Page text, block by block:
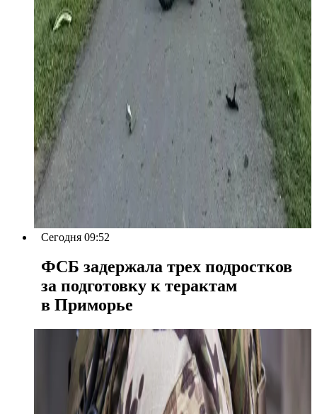
Сегодня 09:52
ФСБ задержала трех подростков
за подготовку к терактам
в Приморье